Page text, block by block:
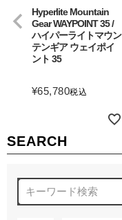
SEARCH
Hyperlite Mountain
Gear WAYPOINT 35 /
ハイパーライトマウン
テンギア ウェイポイ
ント 35
¥65,780税込